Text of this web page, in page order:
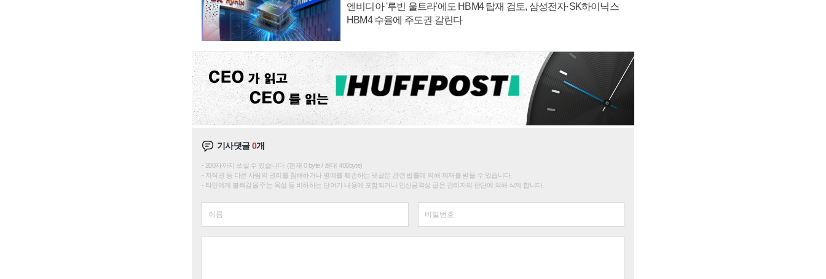
엔비디아 '루빈 울트라'에도 HBM4 탑재 검토, 삼성전자·SK하이닉스
HBM4 수율에 주도권 갈린다
기사댓글0개
200자까지 쓰실 수 있습니다. (현재 0 byte / 최대 400byte)
저작권 등 다른 사람의 권리를 침해하거나 명예를 훼손하는 댓글은 관련 법률에 의해 제재를 받을 수 있습니다.
타인에게 불쾌감을 주는 욕설 등 비하하는 단어가 내용에 포함되거나 인신공격성 글은 관리자의 판단에 의해 삭제 합니다.